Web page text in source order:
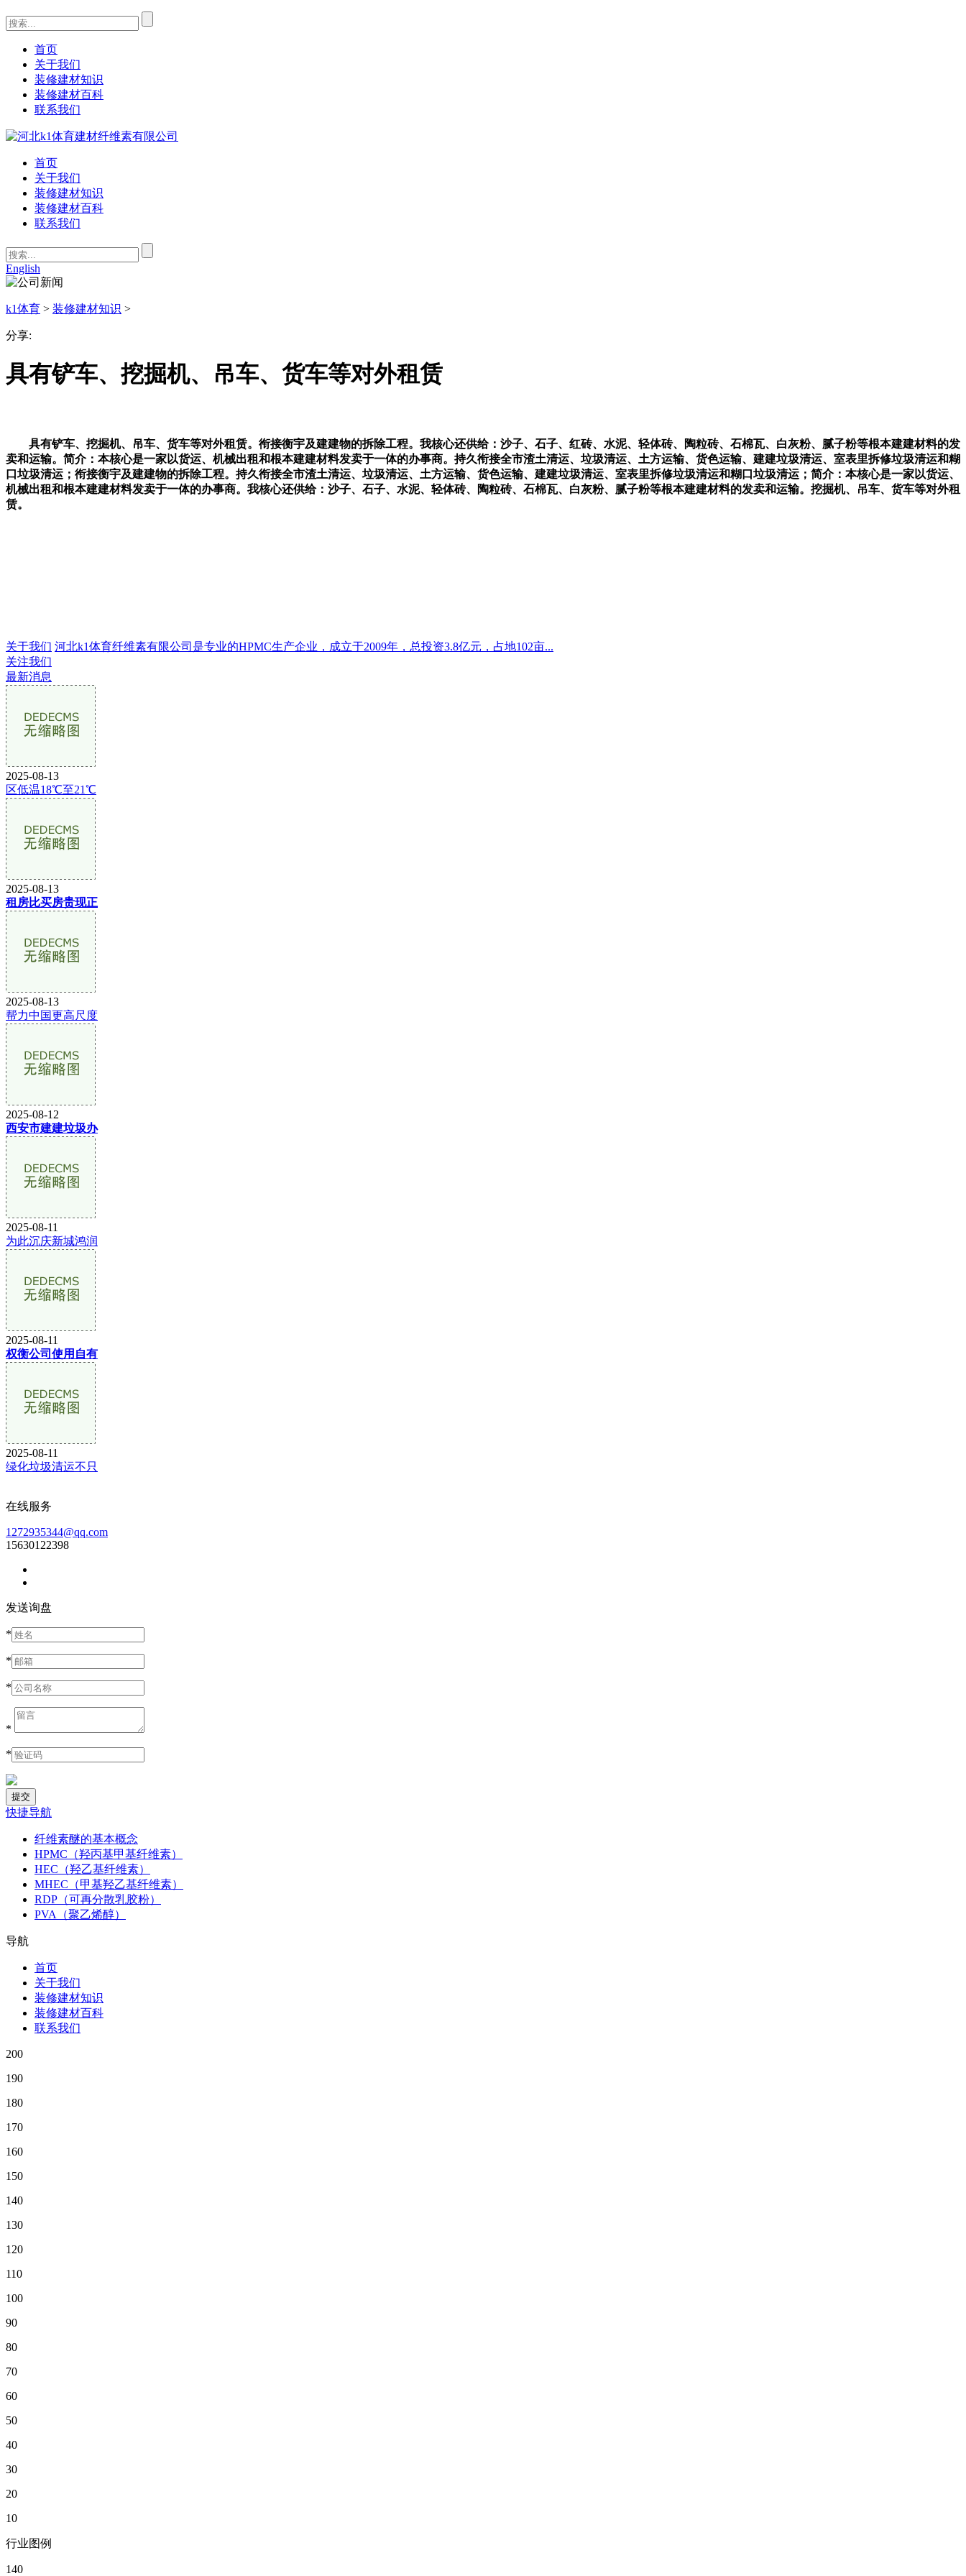
首页
关于我们
装修建材知识
装修建材百科
联系我们
首页
关于我们
装修建材知识
装修建材百科
联系我们
English
k1体育 > 装修建材知识 >
分享:
具有铲车、挖掘机、吊车、货车等对外租赁
具有铲车、挖掘机、吊车、货车等对外租赁。衔接衡宇及建建物的拆除工程。我核心还供给：沙子、石子、红砖、水泥、轻体砖、陶粒砖、石棉瓦、白灰粉、腻子粉等根本建建材料的发
卖和运输。简介：本核心是一家以货运、机械出租和根本建建材料发卖于一体的办事商。持久衔接全市渣土清运、垃圾清运、土方运输、货色运输、建建垃圾清运、室表里拆修垃圾清运和糊
口垃圾清运；衔接衡宇及建建物的拆除工程。持久衔接全市渣土清运、垃圾清运、土方运输、货色运输、建建垃圾清运、室表里拆修垃圾清运和糊口垃圾清运；简介：本核心是一家以货运、
机械出租和根本建建材料发卖于一体的办事商。我核心还供给：沙子、石子、水泥、轻体砖、陶粒砖、石棉瓦、白灰粉、腻子粉等根本建建材料的发卖和运输。挖掘机、吊车、货车等对外租
赁。
关于我们 河北k1体育纤维素有限公司是专业的HPMC生产企业，成立于2009年，总投资3.8亿元，占地102亩...
关注我们
最新消息
2025-08-13
区低温18℃至21℃
2025-08-13
租房比买房贵现正
2025-08-13
帮力中国更高尺度
2025-08-12
西安市建建垃圾办
2025-08-11
为此沉庆新城鸿润
2025-08-11
权衡公司使用自有
2025-08-11
绿化垃圾清运不只
在线服务
1272935344@qq.com
15630122398
发送询盘
*
*
*
*
*
快捷导航
纤维素醚的基本概念
HPMC（羟丙基甲基纤维素）
HEC（羟乙基纤维素）
MHEC（甲基羟乙基纤维素）
RDP（可再分散乳胶粉）
PVA（聚乙烯醇）
导航
首页
关于我们
装修建材知识
装修建材百科
联系我们
200
190
180
170
160
150
140
130
120
110
100
90
80
70
60
50
40
30
20
10
行业图例
140